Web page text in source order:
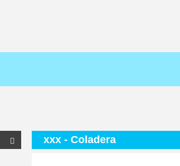
 xxx - Coladera